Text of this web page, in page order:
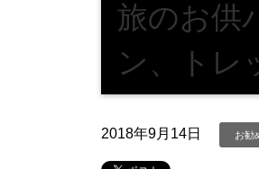
旅のお供
ン、トレ
2018年9月14日 お勧